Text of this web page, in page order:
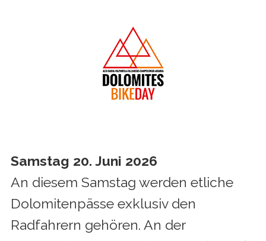
Samstag 20. Juni 2026
An diesem Samstag werden etliche
Dolomitenpässe exklusiv den
Radfahrern gehören. An der